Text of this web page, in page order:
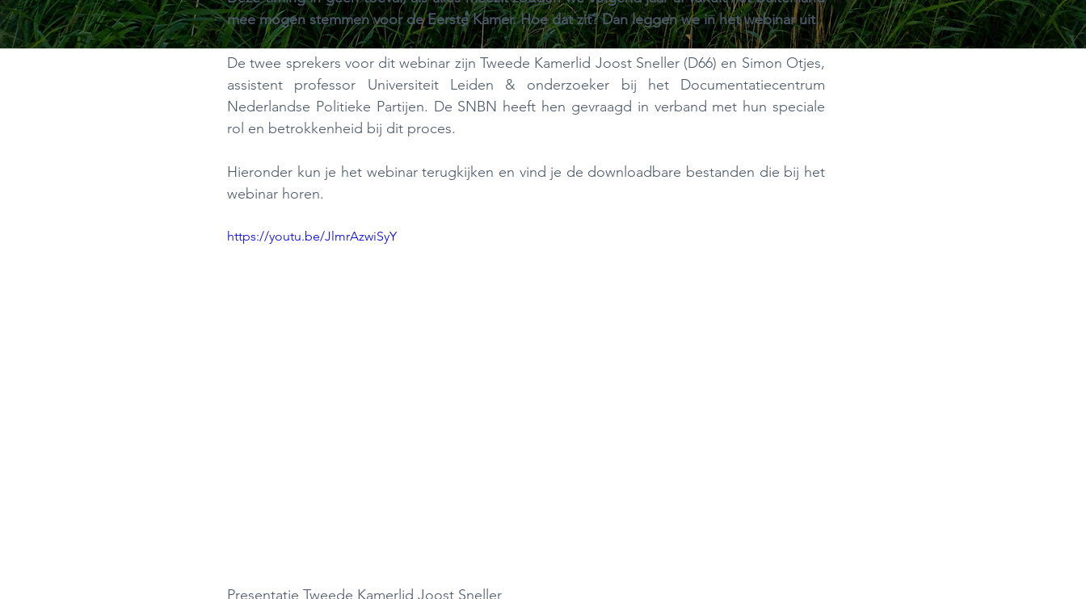
mee mogen stemmen voor de Eerste Kamer. Hoe dat zit? Dan leggen we in het webinar uit.
De twee sprekers voor dit webinar zijn Tweede Kamerlid Joost Sneller (D66) en Simon Otjes,
assistent professor Universiteit Leiden & onderzoeker bij het Documentatiecentrum
Nederlandse Politieke Partijen. De SNBN heeft hen gevraagd in verband met hun speciale
rol en betrokkenheid bij dit proces.
Hieronder kun je het webinar terugkijken en vind je de downloadbare bestanden die bij het
webinar horen.
https://youtu.be/JlmrAzwiSyY
Presentatie Tweede Kamerlid Joost Sneller